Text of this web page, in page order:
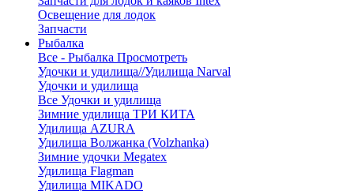
Освещение для лодок
Запчасти
Рыбалка
Все - Рыбалка Просмотреть
Удочки и удилища//Удилища Narval
Удочки и удилища
Все Удочки и удилища
Зимние удилища ТРИ КИТА
Удилища AZURA
Удилища Волжанка (Volzhanka)
Зимние удочки Megatex
Удилища Flagman
Удилища MIKADO